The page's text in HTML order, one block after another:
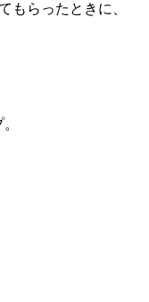
もらったときに、